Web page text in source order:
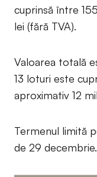
cuprinsă între
lei (fără TVA).
Valoarea totală
13 loturi este
aproximativ 12
Termenul limită
de 29 decembrie.